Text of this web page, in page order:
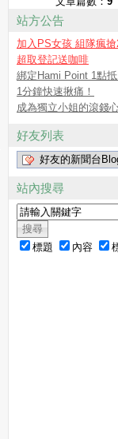
站方公告
加入PS女孩 組隊瘋
超取登記送咖啡
綁定Hami Point 1點
1分鐘快速揪痛！
成為獨立小姐的滾錢
好友列表
好友的新聞台
站內搜尋
標題 內容